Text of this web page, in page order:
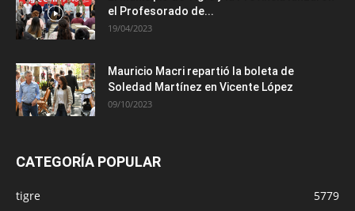
el Profesorado de...
19/04/2023
Mauricio Macri repartió la boleta de
Soledad Martínez en Vicente López
09/10/2023
CATEGORÍA POPULAR
tigre
5779